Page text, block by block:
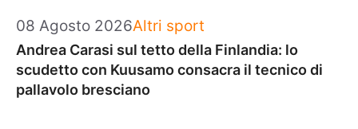
08 Agosto 2026Categorie
Altri sport
Andrea Carasi sul tetto della Finlandia: lo
scudetto con Kuusamo consacra il tecnico di
pallavolo bresciano